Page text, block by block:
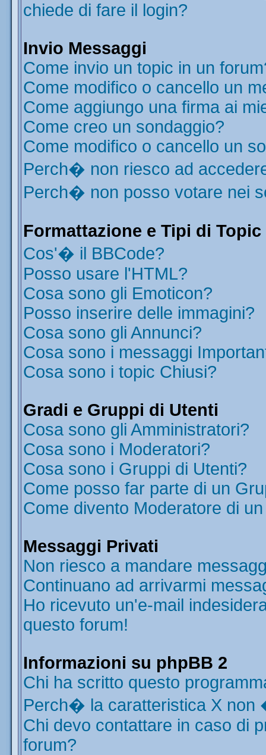
chiede di fare il login?
Invio Messaggi
Come invio un topic in un
Come modifico o cancello un
Come aggiungo una firma ai
Come creo un sondaggio?
Come modifico o cancello un
Perch� non riesco ad
Perch� non posso votare nei
Formattazione e Tipi di Topic
Cos'� il BBCode?
Posso usare l'HTML?
Cosa sono gli Emoticon?
Posso inserire delle immagini?
Cosa sono gli Annunci?
Cosa sono i messaggi
Cosa sono i topic Chiusi?
Gradi e Gruppi di Utenti
Cosa sono gli Amministratori?
Cosa sono i Moderatori?
Cosa sono i Gruppi di Utenti?
Come posso far parte di un
Come divento Moderatore di
Messaggi Privati
Non riesco a mandare
Continuano ad arrivarmi
Ho ricevuto un'e-mail
questo forum!
Informazioni su phpBB 2
Chi ha scritto questo
Perch� la caratteristica X non
Chi devo contattare in caso di
forum?